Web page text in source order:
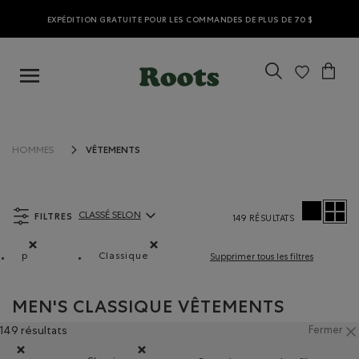
EXPÉDITION GRATUITE POUR LES COMMANDES DE PLUS DE 70 $
HOMMES VÊTEMENTS
FILTRES
p
Classique
Supprimer tous les filtres
ClassÃ© selon Articles:
CLASSÉ SELON 149 RÉSULTATS
MEN'S CLASSIQUE VÊTEMENTS
149 résultats Fermer